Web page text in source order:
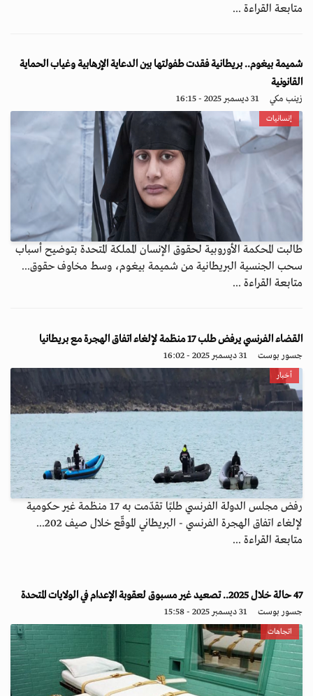
متابعة القراءة ...
شميمة بيغوم.. بريطانية فقدت طفولتها بين الدعاية الإرهابية وغياب الحماية
القانونية
زينب مكي 31 ديسمبر 2025 - 16:15
إنسانيات
طالبت المحكمة الأوروبية لحقوق الإنسان المملكة المتحدة بتوضيح أسباب
سحب الجنسية البريطانية من شميمة بيغوم، وسط مخاوف حقوق...
متابعة القراءة ...
القضاء الفرنسي يرفض طلب 17 منظمة لإلغاء اتفاق الهجرة مع بريطانيا
جسور بوست 31 ديسمبر 2025 - 16:02
أخبار
رفض مجلس الدولة الفرنسي طلبًا تقدّمت به 17 منظمة غير حكومية
لإلغاء اتفاق الهجرة الفرنسي - البريطاني الموقّع خلال صيف 202...
متابعة القراءة ...
47 حالة خلال 2025.. تصعيد غير مسبوق لعقوبة الإعدام في الولايات المتحدة
جسور بوست 31 ديسمبر 2025 - 15:58
اتجاهات